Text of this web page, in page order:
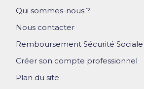
Qui sommes-nous ?
Nous contacter
Remboursement Sécurité Sociale
Créer son compte professionnel
Plan du site